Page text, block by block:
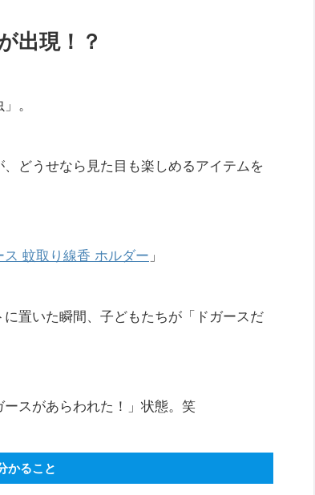
出現！？
。
どうせなら見た目も楽しめるアイテムを
ス 蚊取り線香 ホルダー 」
置いた瞬間、子どもたちが「ドガースだ
スがあらわれた！」状態。笑
かること